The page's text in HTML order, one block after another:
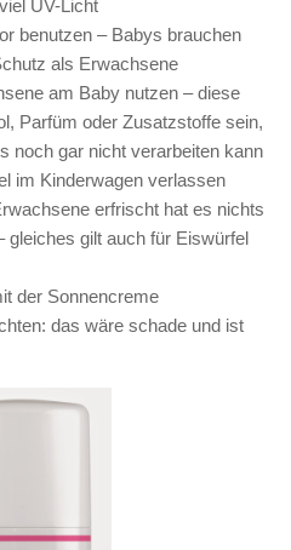
UV-Licht
benutzen – Babys brauchen
als Erwachsene
am Baby nutzen – diese
Parfüm oder Zusatzstoffe sein,
noch gar nicht verarbeiten kann
im Kinderwagen verlassen
erfrischt hat es nichts
gleiches gilt auch für Eiswürfel
der Sonnencreme
das wäre schade und ist